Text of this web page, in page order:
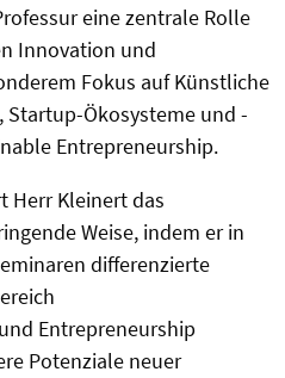
eine zentrale Rolle
Innovation und
Fokus auf Künstliche
Ökosysteme und -
Entrepreneurship.
Herr Kleinert das
Weise, indem er in
differenzierte
Entrepreneurship
Potenziale neuer